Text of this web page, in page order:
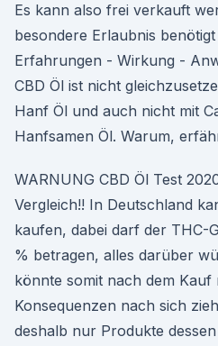
Es kann also frei verkauft
besondere Erlaubnis
Erfahrungen - Wirkung -
CBD Öl ist nicht
Hanf Öl und auch nicht mit
Hanfsamen Öl. Warum,
WARNUNG CBD Öl Test
Vergleich!! In Deutschland
kaufen, dabei darf der THC-
% betragen, alles darüber
könnte somit nach dem Kauf
Konsequenzen nach sich
deshalb nur Produkte